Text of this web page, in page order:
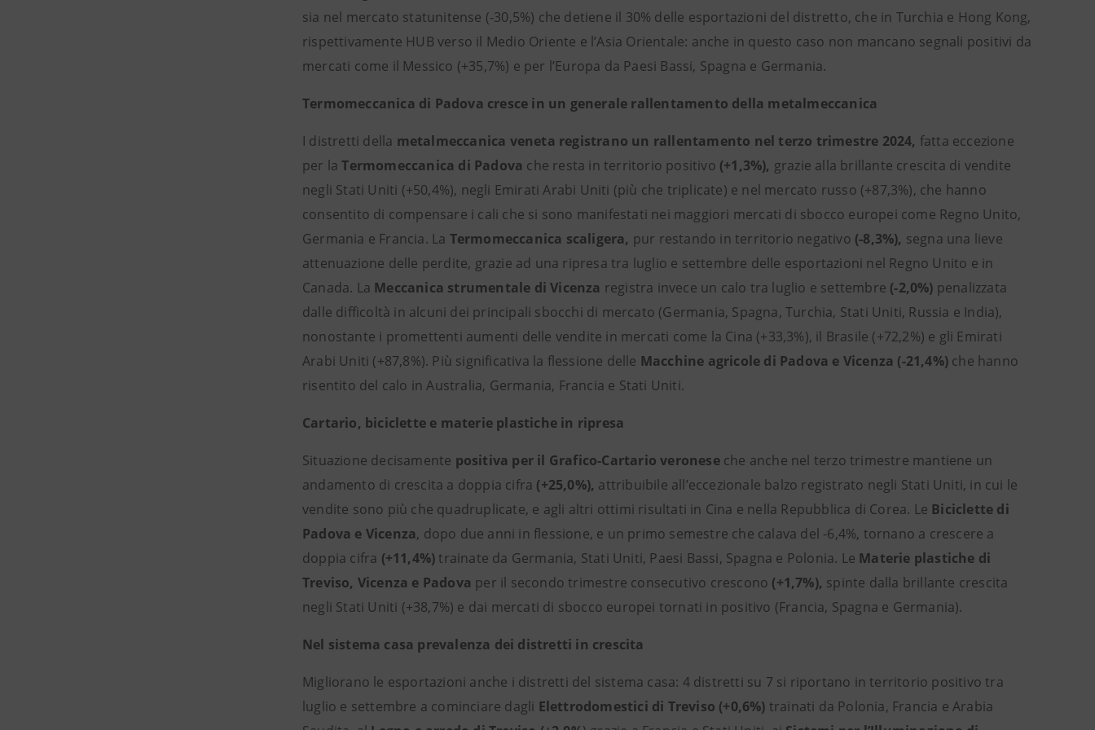
sia nel mercato statunitense (-30,5%) che detiene il 30% delle esportazioni del distretto, che in Turchia e Hong Kong,
rispettivamente HUB verso il Medio Oriente e l’Asia Orientale: anche in questo caso non mancano segnali positivi da
mercati come il Messico (+35,7%) e per l’Europa da Paesi Bassi, Spagna e Germania.
Termomeccanica di Padova cresce in un generale rallentamento della metalmeccanica
I distretti della metalmeccanica veneta registrano un rallentamento nel terzo trimestre 2024, fatta eccezione
per laTermomeccanica di Padova che resta in territorio positivo (+1,3%), grazie alla brillante crescita di vendite
negli Stati Uniti (+50,4%), negli Emirati Arabi Uniti (più che triplicate) e nel mercato russo (+87,3%), che hanno
consentito di compensare i cali che si sono manifestati nei maggiori mercati di sbocco europei come Regno Unito,
Germania e Francia. La Termomeccanica scaligera, pur restando in territorio negativo (-8,3%), segna una lieve
attenuazione delle perdite, grazie ad una ripresa tra luglio e settembre delle esportazioni nel Regno Unito e in
Canada. La Meccanica strumentale di Vicenza registra invece un calo tra luglio e settembre (-2,0%) penalizzata
dalle difficoltà in alcuni dei principali sbocchi di mercato (Germania, Spagna, Turchia, Stati Uniti, Russia e India),
nonostante i promettenti aumenti delle vendite in mercati come la Cina (+33,3%), il Brasile (+72,2%) e gli Emirati
Arabi Uniti (+87,8%). Più significativa la flessione delle Macchine agricole di Padova e Vicenza (-21,4%) che hanno
risentito del calo in Australia, Germania, Francia e Stati Uniti.
Cartario, biciclette e materie plastiche in ripresa
Situazione decisamente positiva per il Grafico-Cartario veronese che anche nel terzo trimestre mantiene un
andamento di crescita a doppia cifra (+25,0%), attribuibile all’eccezionale balzo registrato negli Stati Uniti, in cui le
vendite sono più che quadruplicate, e agli altri ottimi risultati in Cina e nella Repubblica di Corea. Le Biciclette di
Padova e Vicenza, dopo due anni in flessione, e un primo semestre che calava del -6,4%, tornano a crescere a
doppia cifra (+11,4%)trainate da Germania, Stati Uniti, Paesi Bassi, Spagna e Polonia. Le Materie plastiche di
Treviso, Vicenza e Padova per il secondo trimestre consecutivo crescono (+1,7%), spinte dalla brillante crescita
negli Stati Uniti (+38,7%) e dai mercati di sbocco europei tornati in positivo (Francia, Spagna e Germania).
Nel sistema casa prevalenza dei distretti in crescita
Migliorano le esportazioni anche i distretti del sistema casa: 4 distretti su 7 si riportano in territorio positivo tra
luglio e settembre a cominciare dagli Elettrodomestici di Treviso (+0,6%) trainati da Polonia, Francia e Arabia